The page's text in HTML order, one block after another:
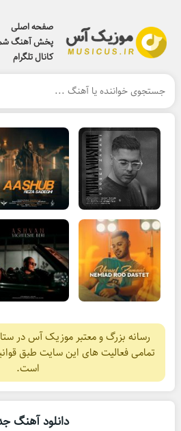
صفحه اصلی
پخش آهنگ
کانال تلگرام
رسانه بزرگ و معتبر موزیک آس در
تمامی فعالیت های این سایت طبق
است.
دانلود آهنگ